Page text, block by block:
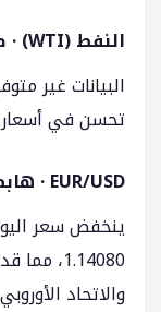
النفط (WTI) · صاعد
البيانات غير
تحسن في أسعار
EUR/USD · هابط
1.14080،
والاتحاد